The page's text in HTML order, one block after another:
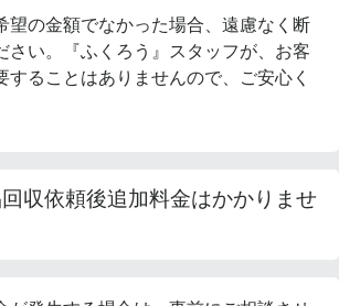
望の金額でなかった場合、遠慮なく断
さい。『ふくろう』スタッフが、お客
することはありませんので、ご安心く
収依頼後追加料金はかかりませ